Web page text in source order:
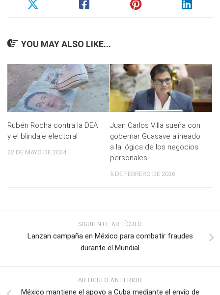
YOU MAY ALSO LIKE...
Rubén Rocha contra la DEA
y el blindaje electoral
22 DE MAYO DE 2024
Juan Carlos Villa sueña con
gobernar Guasave alineado
a la lógica de los negocios
personales
5 DE FEBRERO DE 2026
SIGUIENTE ARTÍCULO
Lanzan campaña en México para combatir fraudes
durante el Mundial
ARTÍCULO ANTERIOR
México mantiene el apoyo a Cuba mediante el envío de